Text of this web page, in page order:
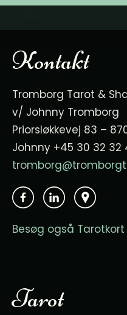
Kontakt
Tromborg Tarot &
v/ Johnny Tromborg
Priorsløkkevej 83 –
Johnny +45 30 32 32
Besøg også
Tarot